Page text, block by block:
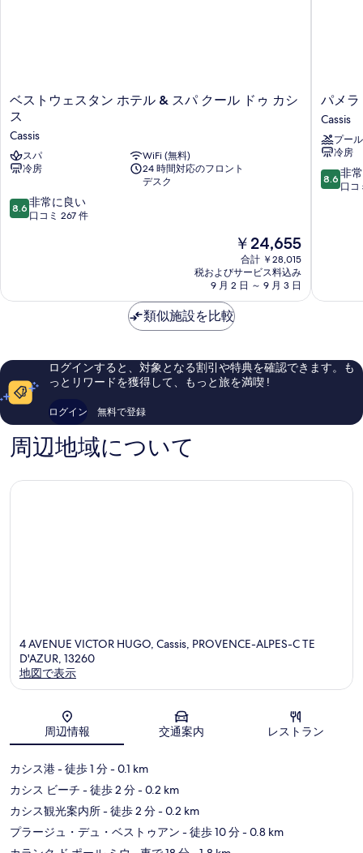
ベ
ス
ウ
ェ
ス
ン
ホ
ク
ゥ
シ
ス
ベストウェスタン ホテル & スパ クール ドゥ カシ
ス
Cassis
スパ
WiFi (無料)
冷房
24 時間対応のフロント
デスク
10
段
に
コ
267
件
の
口
ミ
8.6 非常に良い
口コミ 267 件
現
在
の
料
金
は
￥24,655
￥24,655
合計 ￥28,015
税およびサービス料込み
9 月 2 日 ～ 9 月 3 日
パ
メ
ラ
オ
テ
ル
カ
パメラ
Cassis
プール
冷房
10
段
い、
379
件
8.6 非
口コ
類似施設を比較
ログインすると、対象となる割引や特典を確認できます。も
っとリワードを獲得して、もっと旅を満喫 !
ログイン 無料で登録
周辺地域について
4 AVENUE VICTOR HUGO, Cassis, PROVENCE-ALPES-C TE
D'AZUR, 13260
地図で表示
周辺情報 交通案内 レストラン
カシス港- 徒歩 1 分- 0.1 km
カシス ビーチ - 徒歩 2 分- 0.2 km
カシス観光案内所- 徒歩 2 分- 0.2 km
プラージュ・デュ・ベストゥアン - 徒歩 10 分- 0.8 km